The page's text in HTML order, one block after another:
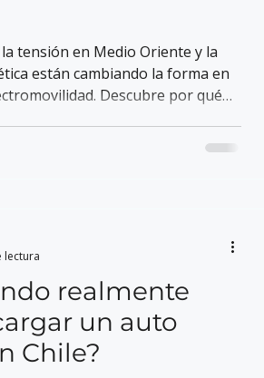
tensión en Medio Oriente y la
están cambiando la forma en
Descubre por qué
caos del surtidor.
realmente
un auto
Chile?
lectura